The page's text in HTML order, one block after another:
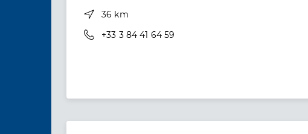
Distance
36 km
Téléphone
+33 3 84 41 64 59